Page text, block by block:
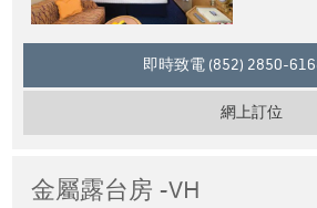
即時致電 (852) 2850-
網上訂位
金屬露台房 -VH